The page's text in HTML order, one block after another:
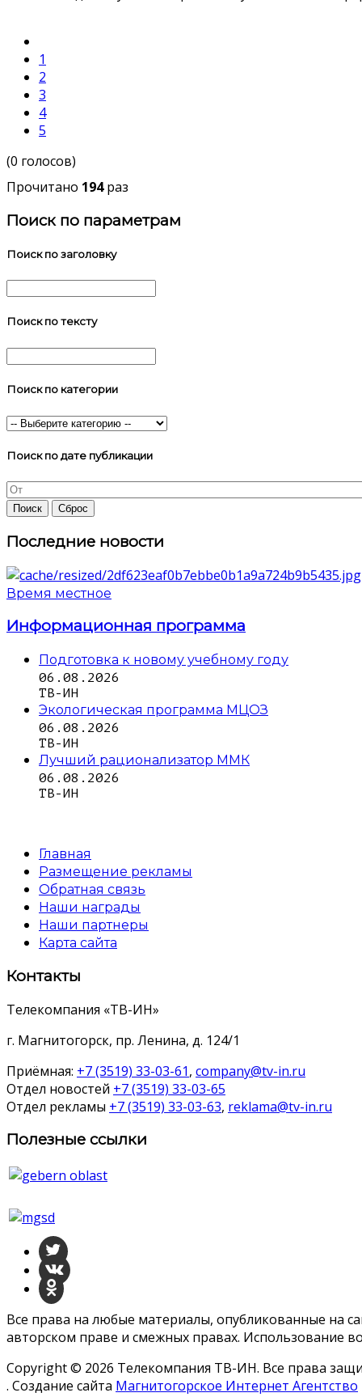
1
2
3
4
5
(0 голосов)
Прочитано 194раз
Поиск по параметрам
Поиск по заголовку
Поиск по тексту
Поиск по категории
Поиск по дате публикации
Последние новости
Время местное
Информационная программа
Подготовка к новому учебному году
06.08.2026
ТВ-ИН
Экологическая программа МЦОЗ
06.08.2026
ТВ-ИН
Лучший рационализатор ММК
06.08.2026
ТВ-ИН
Главная
Размещение рекламы
Обратная связь
Наши награды
Наши партнеры
Карта сайта
Контакты
Телекомпания «ТВ-ИН»
г. Магнитогорск, пр. Ленина, д. 124/1
Приёмная: +7 (3519) 33-03-61, company@tv-in.ru
Отдел новостей +7 (3519) 33-03-65
Отдел рекламы +7 (3519) 33-03-63, reklama@tv-in.ru
Полезные ссылки
Все права на любые материалы, опубликованные на
авторском праве и смежных правах. Использование
Copyright © 2026 Телекомпания ТВ-ИН. Все права
. Создание сайта Магнитогорское Интернет Агентство